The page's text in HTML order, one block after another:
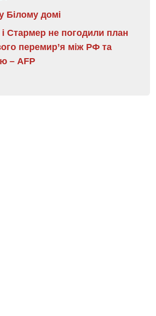
Білому домі
Стармер не погодили план
перемир’я між РФ та
– AFP